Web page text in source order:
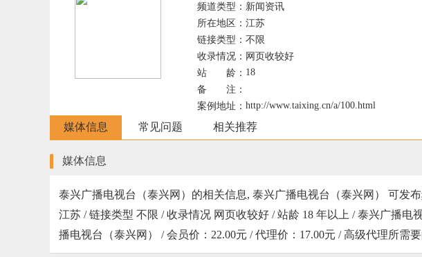
频道类型： 新闻资讯
所在地区：江苏
链接类型：不限
收录情况： 网页收较好
站 龄： 18
备 注：
案例地址：http://www.taixing.cn/a/100.html
媒体信息 常见问题 相关推荐
媒体信息
泰兴广播电视台（泰兴网）的相关信息, 泰兴广播电视台（泰兴网） 可发
江苏 / 链接类型 不限 / 收录情况 网页收较好 / 站龄 18 年以上 / 泰兴广播电
播电视台（泰兴网） / 会员价：22.00元 / 代理价：17.00元 / 高级代理所